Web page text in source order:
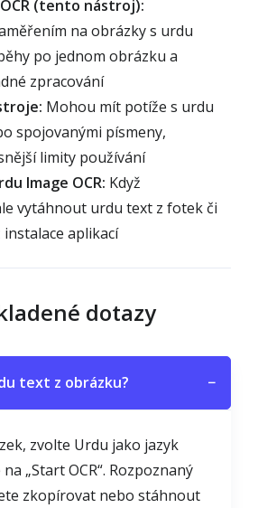
(tento nástroj):
na obrázky s urdu
po jednom obrázku a
zpracování
Mohou mít potíže s urdu
spojovanými písmeny,
limity používání
Image OCR: Když
vytáhnout urdu text z fotek či
aplikací
dotazy
text z obrázku? −
zvolte Urdu jako jazyk
„Start OCR“. Rozpoznaný
zkopírovat nebo stáhnout